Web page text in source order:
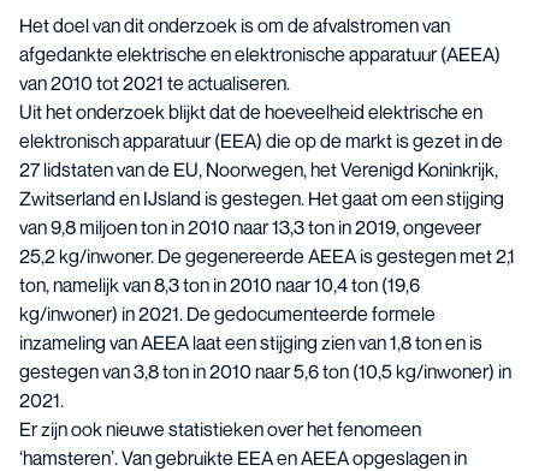
Het doel van dit onderzoek is om de afvalstromen van
afgedankte elektrische en elektronische apparatuur (AEEA)
van 2010 tot 2021 te actualiseren.
Uit het onderzoek blijkt dat de hoeveelheid elektrische en
elektronisch apparatuur (EEA) die op de markt is gezet in de
27 lidstaten van de EU, Noorwegen, het Verenigd Koninkrijk,
Zwitserland en IJsland is gestegen. Het gaat om een stijging
van 9,8 miljoen ton in 2010 naar 13,3 ton in 2019, ongeveer
25,2 kg/inwoner. De gegenereerde AEEA is gestegen met 2,1
ton, namelijk van 8,3 ton in 2010 naar 10,4 ton (19,6
kg/inwoner) in 2021. De gedocumenteerde formele
inzameling van AEEA laat een stijging zien van 1,8 ton en is
gestegen van 3,8 ton in 2010 naar 5,6 ton (10,5 kg/inwoner) in
2021.
Er zijn ook nieuwe statistieken over het fenomeen
‘hamsteren’. Van gebruikte EEA en AEEA opgeslagen in